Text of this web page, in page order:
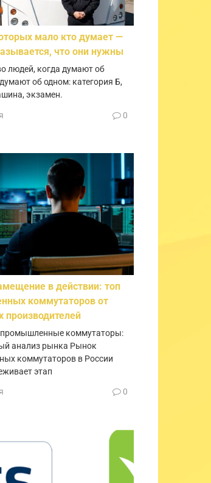
мало кто думает —
что они нужны
людей, когда думают об
об одном: категория Б,
экзамен.
0
в действии: топ
коммутаторов от
производителей
промышленные коммутаторы:
анализ рынка Рынок
коммутаторов в России
этап
0